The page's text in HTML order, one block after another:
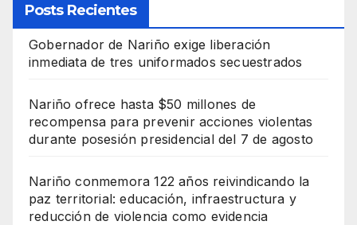
Posts Recientes
Gobernador de Nariño exige liberación
inmediata de tres uniformados secuestrados
Nariño ofrece hasta $50 millones de
recompensa para prevenir acciones violentas
durante posesión presidencial del 7 de agosto
Nariño conmemora 122 años reivindicando la
paz territorial: educación, infraestructura y
reducción de violencia como evidencia